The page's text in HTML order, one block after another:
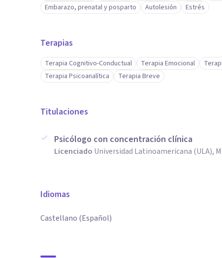
Embarazo, prenatal y posparto
Autolesión Estrés
Terapias
Terapia Cognitivo-Conductual Terapia Emocional
Terapia Psicoanalítica
Terapia Breve
Titulaciones
Psicólogo con concentración clínica
Licenciado Universidad Latinoamericana (ULA),
Idiomas
Castellano (Español)